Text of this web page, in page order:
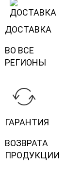
ДОСТАВКА
ВО ВСЕ
РЕГИОНЫ
ГАРАНТИЯ
ВОЗВРАТА
ПРОДУКЦИИ